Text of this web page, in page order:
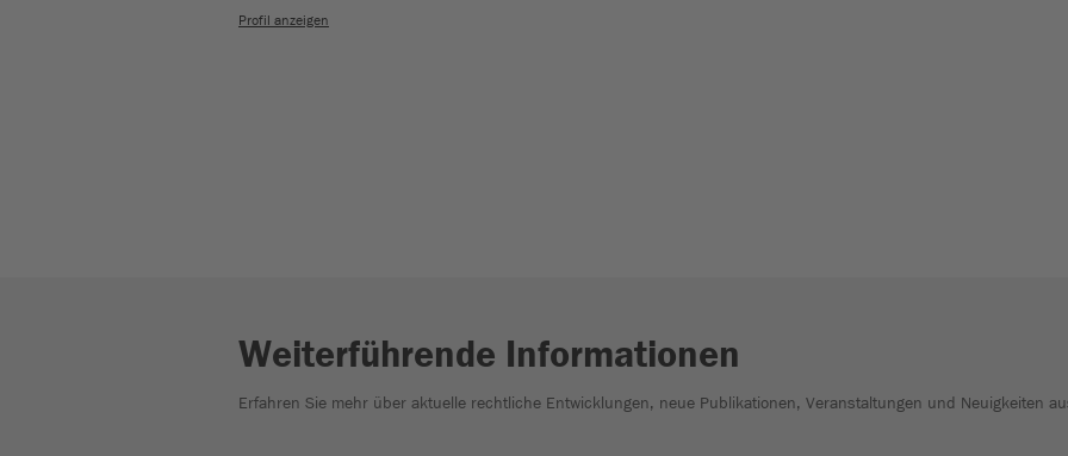
Profil anzeigen
Weiterführende Informationen
Erfahren Sie mehr über aktuelle rechtliche Entwicklungen, neue Publikationen, Veranstaltungen und Neuigkeiten